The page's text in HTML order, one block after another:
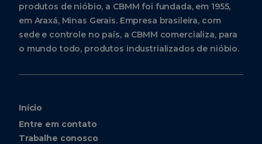
produtos de nióbio, a CBMM foi fundada, em 1955,
em Araxá, Minas Gerais. Empresa brasileira, com
sede e controle no país, a CBMM comercializa, para
o mundo todo, produtos industrializados de nióbio.
Início
Entre em contato
Trabalhe conosco